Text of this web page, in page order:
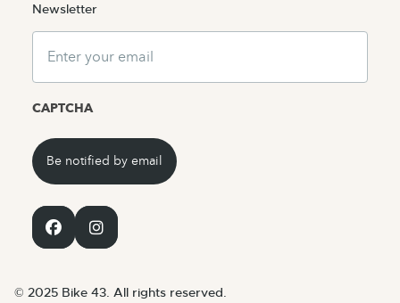
Newsletter
Email
CAPTCHA
© 2025 Bike 43. All rights reserved.